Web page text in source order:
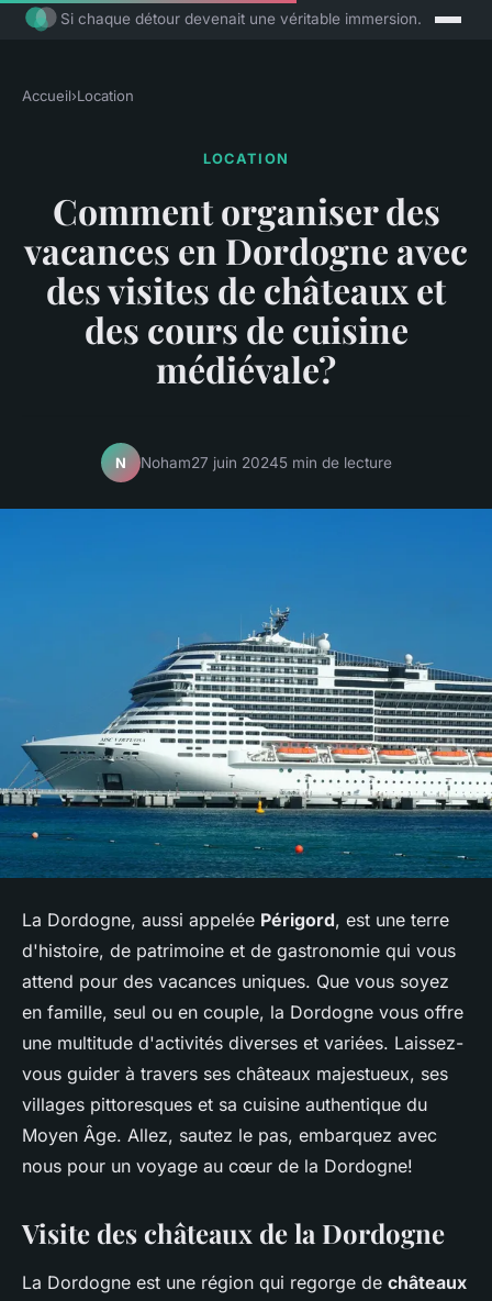
Si chaque détour devenait une véritable immersion.
Accueil›Location
LOCATION
Comment organiser des
vacances en Dordogne avec
des visites de châteaux et
des cours de cuisine
médiévale?
N Noham27 juin 20245 min de lecture
La Dordogne, aussi appelée Périgord, est une terre
d'histoire, de patrimoine et de gastronomie qui vous
attend pour des vacances uniques. Que vous soyez
en famille, seul ou en couple, la Dordogne vous offre
une multitude d'activités diverses et variées. Laissez-
vous guider à travers ses châteaux majestueux, ses
villages pittoresques et sa cuisine authentique du
Moyen Âge. Allez, sautez le pas, embarquez avec
nous pour un voyage au cœur de la Dordogne!
Visite des châteaux de la Dordogne
La Dordogne est une région qui regorge de châteaux